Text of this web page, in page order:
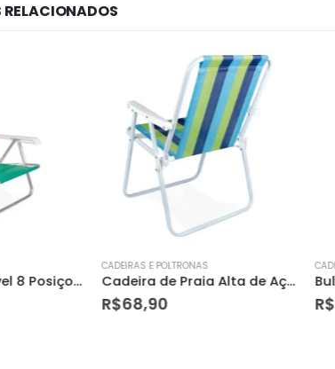
RELACIONADOS
Cadeira de Praia Alta de Aço – Mor
CADEIRAS E POLTRONAS
Bule Amare 650ml Rubi Primavera Mor
R$48,90